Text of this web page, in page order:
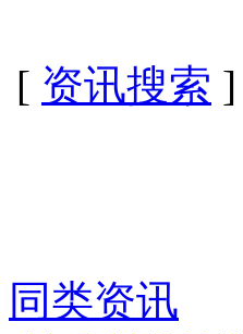
[ 资讯搜索
同类资讯